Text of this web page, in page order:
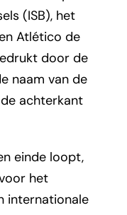
(ISB), het
Atlético de
door de
naam van de
achterkant
einde loopt,
het
internationale